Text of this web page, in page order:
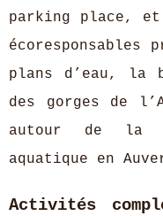
parking place,
plans d’eau, la
des gorges de
autour de la
aquatique en
Activités